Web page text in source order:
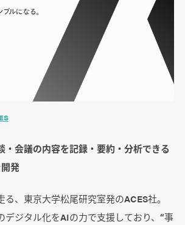
・会議の内容を記録・要約・分析できる
発
、東京大学松尾研究室発のACES社。
デジタル化をAIの力で支援しており、“事